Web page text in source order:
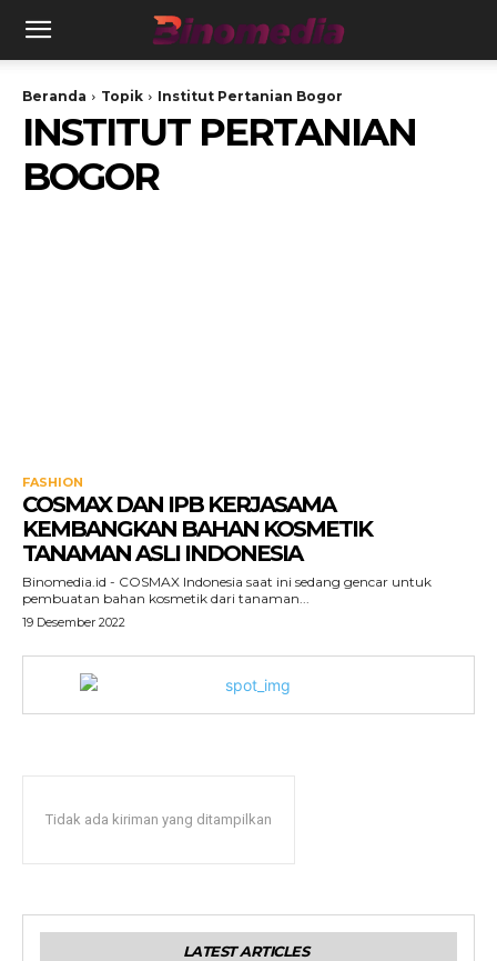
Beranda Topik Institut Pertanian Bogor
INSTITUT PERTANIAN
BOGOR
FASHION
COSMAX DAN IPB KERJASAMA
KEMBANGKAN BAHAN KOSMETIK
TANAMAN ASLI INDONESIA
Binomedia.id - COSMAX Indonesia saat ini sedang gencar untuk
pembuatan bahan kosmetik dari tanaman...
19 Desember 2022
Tidak ada kiriman yang ditampilkan
LATEST ARTICLES